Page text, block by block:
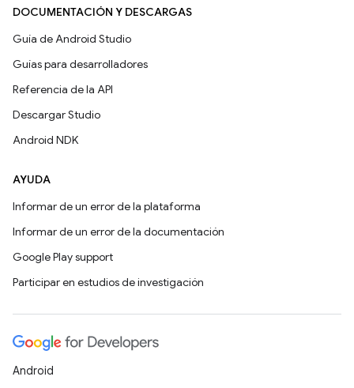
DOCUMENTACIÓN Y DESCARGAS
Guía de Android Studio
Guías para desarrolladores
Referencia de la API
Descargar Studio
Android NDK
AYUDA
Informar de un error de la plataforma
Informar de un error de la documentación
Google Play support
Participar en estudios de investigación
Android